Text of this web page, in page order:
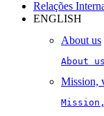
Relações
ENGLISH
About us
About
Mission,